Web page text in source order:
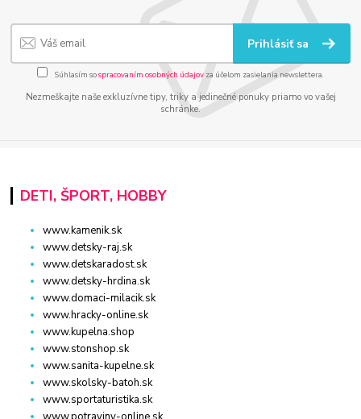
Prihlásiť sa
Súhlasím sospracovaním osobných údajov za účelom zasielania newslettera.
Nezmeškajte naše exkluzívne tipy, triky a jedinečné ponuky priamo vo vašej
schránke.
DETI, ŠPORT, HOBBY
www.kamenik.sk
www.detsky-raj.sk
www.detskaradost.sk
www.detsky-hrdina.sk
www.domaci-milacik.sk
www.hracky-online.sk
www.kupelna.shop
www.stonshop.sk
www.sanita-kupelne.sk
www.skolsky-batoh.sk
www.sportaturistika.sk